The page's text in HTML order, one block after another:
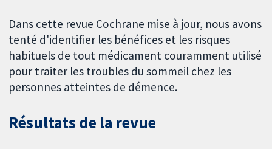
Dans cette revue Cochrane mise à jour, nous avons
tenté d'identifier les bénéfices et les risques
habituels de tout médicament couramment utilisé
pour traiter les troubles du sommeil chez les
personnes atteintes de démence.
Résultats de la revue